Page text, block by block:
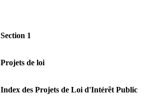
Section 1
Projets de loi
Index des Projets de Loi d'Intérêt Public